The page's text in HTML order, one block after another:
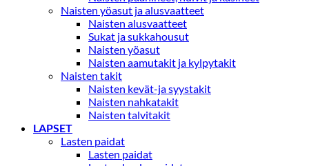
Naisten yöasut ja alusvaatteet
Naisten alusvaatteet
Sukat ja sukkahousut
Naisten yöasut
Naisten aamutakit ja kylpytakit
Naisten takit
Naisten kevät-ja syystakit
Naisten nahkatakit
Naisten talvitakit
LAPSET
Lasten paidat
Lasten paidat